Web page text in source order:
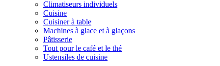
Climatiseurs individuels
Cuisine
Cuisiner à table
Machines à glace et à glaçons
Pâtisserie
Tout pour le café et le thé
Ustensiles de cuisine